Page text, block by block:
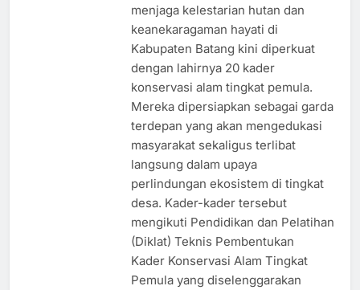
menjaga kelestarian hutan dan
keanekaragaman hayati di
Kabupaten Batang kini diperkuat
dengan lahirnya 20 kader
konservasi alam tingkat pemula.
Mereka dipersiapkan sebagai garda
terdepan yang akan mengedukasi
masyarakat sekaligus terlibat
langsung dalam upaya
perlindungan ekosistem di tingkat
desa. Kader-kader tersebut
mengikuti Pendidikan dan Pelatihan
(Diklat) Teknis Pembentukan
Kader Konservasi Alam Tingkat
Pemula yang diselenggarakan